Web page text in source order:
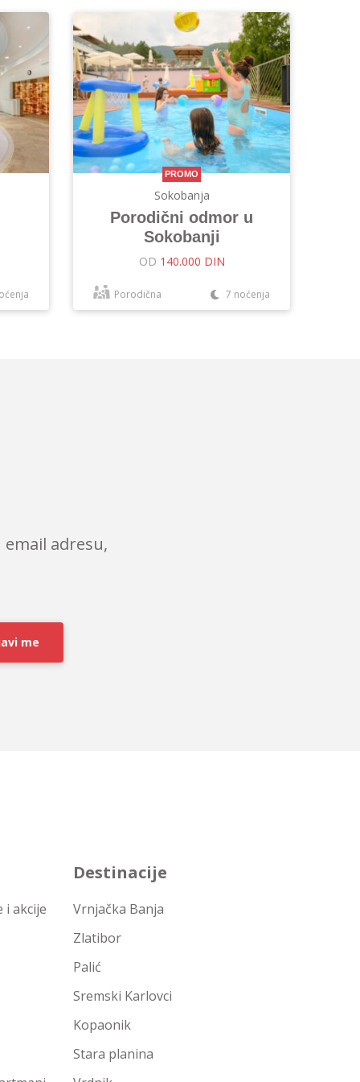
PROMO
Sokobanja
Porodični odmor u
Sokobanji
OD 140.000 DIN
Porodična 7 noćenja
adresu,
me
i akcije
Destinacije
Vrnjačka Banja
Zlatibor
Palić
Sremski Karlovci
Kopaonik
Stara planina